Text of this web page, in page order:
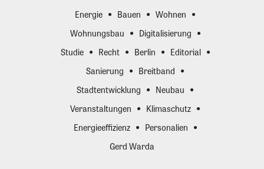
Energie Bauen
Wohnen
Wohnungsbau
Digitalisierung
Studie
Recht Berlin
Editorial
Sanierung
Breitband
Stadtentwicklung
Neubau
Veranstaltungen
Klimaschutz
Energieeffizienz
Personalien
Gerd Warda